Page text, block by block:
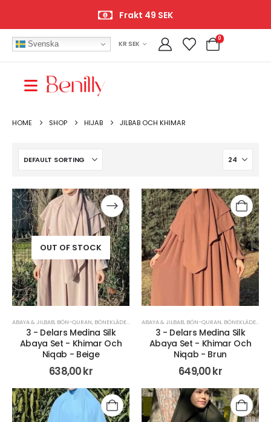
Frakt 49 SEK
Svenska KR SEK
0
HOME SHOP HIJAB JILBAB OCH KHIMAR
OUT OF STOCK
ABAYA & JILBAB, BÖN-QURAN, BÖNEKLÄDER HIJAB,JILBAB OCH KHIMAR,KLÄDER
3 - Delars Medina Silk
Abaya Set - Khimar Och
Niqab - Beige
638,00kr
ABAYA & JILBAB, BÖN-QURAN, BÖNEKLÄDER
3 - Delars Medina Silk
Abaya Set - Khimar Och
Niqab - Brun
649,00kr